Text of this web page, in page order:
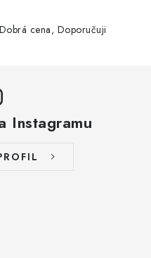
cena, Doporučuji
Instagramu